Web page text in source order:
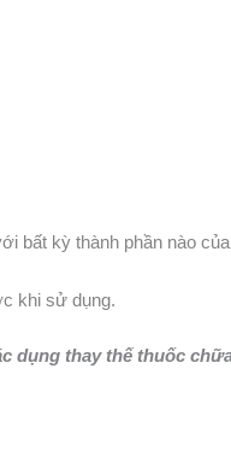
bất kỳ thành phần nào
khi sử dụng.
dụng thay thế thuốc